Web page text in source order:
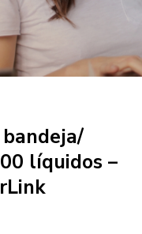
líquidos –